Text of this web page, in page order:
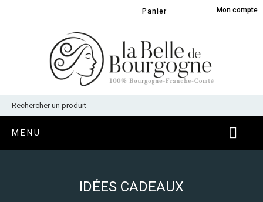
Mon compte
Panier
MENU
IDÉES CADEAUX